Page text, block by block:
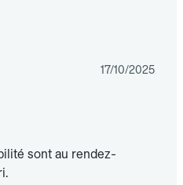
17/10/2025
sont au rendez-